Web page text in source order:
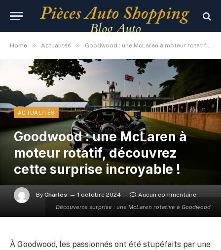
Home » Actualités » Goodwood : une McLaren à moteur rotatif, découvrez cette surprise incroyable !
Découverte surprise : une McLaren rotative à Goodwood
ACTUALITÉS
Goodwood : une McLaren à
moteur rotatif, découvrez
cette surprise incroyable !
By Charles 1 octobre 2024 Aucun commentaire
À Goodwood, les passionnés ont été stupéfaits par une